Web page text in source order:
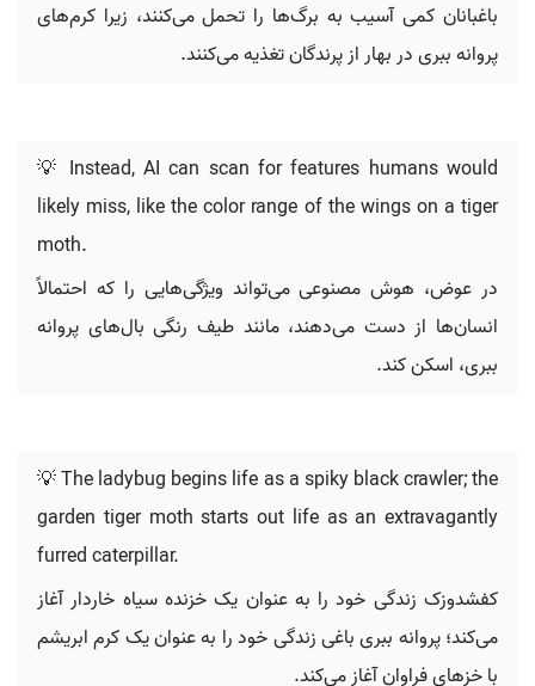
باغبانان کمی آسیب به برگ‌ها را تحمل می‌کنند، زیرا کرم‌های
پروانه ببری در بهار از پرندگان تغذیه می‌کنند.
💡 Instead, AI can scan for features humans would
likely miss, like the color range of the wings on a tiger
moth.
در عوض، هوش مصنوعی می‌تواند ویژگی‌هایی را که احتمالاً
انسان‌ها از دست می‌دهند، مانند طیف رنگی بال‌های پروانه
ببری، اسکن کند.
💡 The ladybug begins life as a spiky black crawler; the
garden tiger moth starts out life as an extravagantly
furred caterpillar.
کفشدوزک زندگی خود را به عنوان یک خزنده سیاه خاردار آغاز
می‌کند؛ پروانه ببری باغی زندگی خود را به عنوان یک کرم ابریشم
با خزهای فراوان آغاز می‌کند.